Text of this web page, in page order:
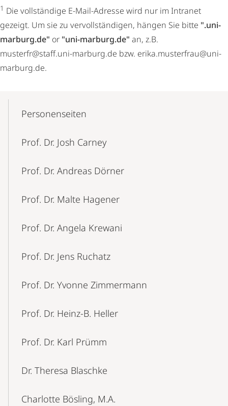
1 Die vollständige E-Mail-Adresse wird nur im Intranet
gezeigt. Um sie zu vervollständigen, hängen Sie bitte ".uni-
marburg.de" or "uni-marburg.de" an, z.B.
musterfr@staff.uni-marburg.de bzw. erika.musterfrau@uni-
marburg.de.
NavigationPersonenseiten
Prof. Dr. Josh Carney
Prof. Dr. Andreas Dörner
Prof. Dr. Malte Hagener
Prof. Dr. Angela Krewani
Prof. Dr. Jens Ruchatz
Prof. Dr. Yvonne Zimmermann
Prof. Dr. Heinz-B. Heller
Prof. Dr. Karl Prümm
Dr. Theresa Blaschke
Charlotte Bösling, M.A.